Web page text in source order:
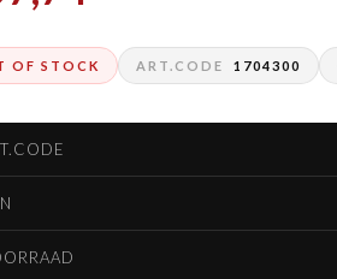
OF STOCK ART.CODE 1704300